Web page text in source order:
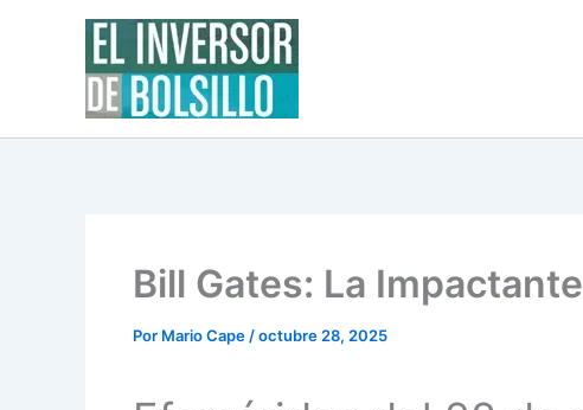
contenido
Bill Gates: La
Por Mario Cape /octubre 28, 2025